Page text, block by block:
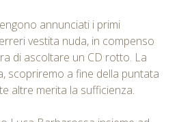
annunciati i primi
vestita nuda, in compenso
di ascoltare un CD rotto. La
scopriremo a fine della puntata
altre merita la sufficienza.